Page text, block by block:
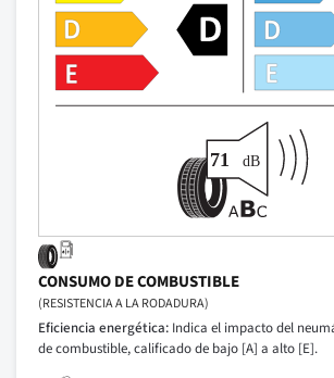
CONSUMO DE COMBUSTIBLE
(RESISTENCIA A LA RODADURA)
Eficiencia energética: Indica el impacto del
de combustible, calificado de bajo [A] a alto [E].